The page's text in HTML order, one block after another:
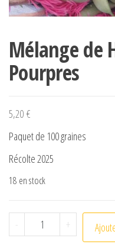
Mélange de
Pourpres
5,20 €
Paquet de 100 graines
Récolte 2025
18 en stock
- quantité de
+